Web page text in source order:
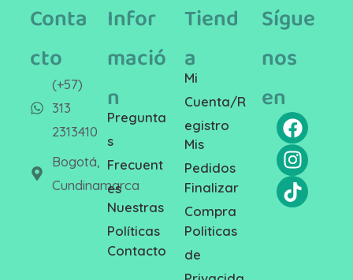
Conta
cto
(+57)
313
2313410
Bogotá,
Cundinamarca
Infor
mació
n
Pregunta
s
Frecuent
es
Nuestras
Políticas
Contacto
Tiend
a
Mi
Cuenta/R
egistro
Mis
Pedidos
Finalizar
Compra
Politicas
de
Sígue
nos
en